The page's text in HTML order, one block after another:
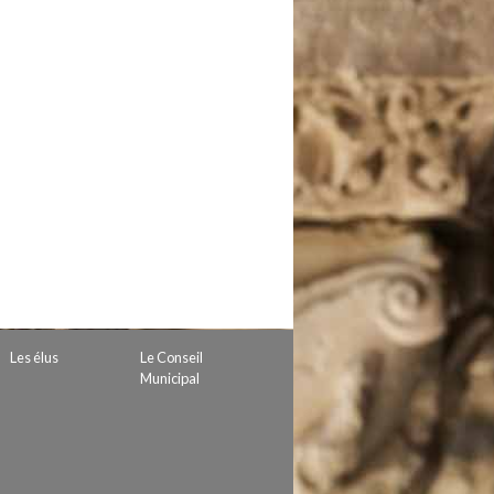
Les élus
Le Conseil
Municipal